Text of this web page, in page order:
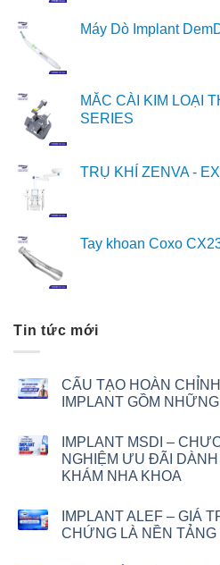
Máy Dò Implant
MẮC CÀI KIM LOẠI
SERIES
TRỤ KHÍ ZENVA -
Tay khoan Coxo
Tin tức mới
CẤU TẠO HOÀN
IMPLANT GỒM
IMPLANT MSDI –
NGHIỆM ƯU ĐÃI
KHÁM NHA KHOA
IMPLANT ALEF – GIÁ
CHỨNG LÀ NỀN